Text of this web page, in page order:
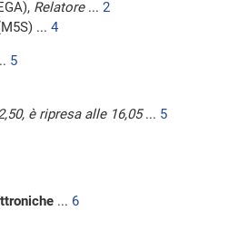
Relatore... 2
... 4
5
è ripresa alle 16,05... 5
... 6